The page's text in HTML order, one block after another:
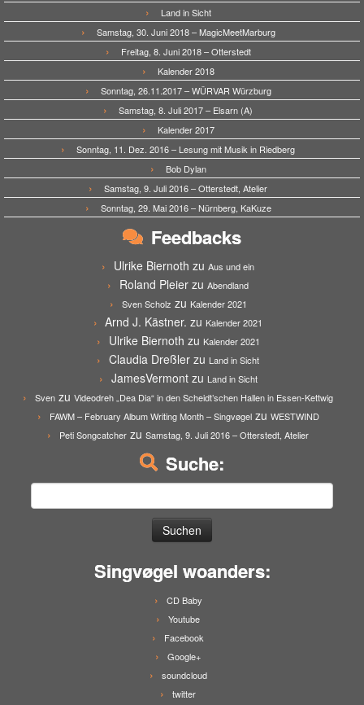
Land in Sicht
Samstag, 30. Juni 2018 – MagicMeetMarburg
Freitag, 8. Juni 2018 – Otterstedt
Kalender 2018
Sonntag, 26.11.2017 – WÜRVAR Würzburg
Samstag, 8. Juli 2017 – Elsarn (A)
Kalender 2017
Sonntag, 11. Dez. 2016 – Lesung mit Musik in Riedberg
Bob Dylan
Samstag, 9. Juli 2016 – Otterstedt, Atelier
Sonntag, 29. Mai 2016 – Nürnberg, KaKuze
Feedbacks
Ulrike Biernoth zu Aus und ein
Roland Pleier zu Abendland
Sven Scholz zu Kalender 2021
Arnd J. Kästner. zu Kalender 2021
Ulrike Biernoth zu Kalender 2021
Claudia Dreßler zu Land in Sicht
JamesVermontzu Land in Sicht
Sven zu Videodreh „Dea Dia“ in den Scheidt’schen Hallen in Essen-Kettwig
FAWM – February Album Writing Month – Singvøgelzu WESTWIND
Peti Songcatcher zu Samstag, 9. Juli 2016 – Otterstedt, Atelier
Suche:
Singvøgel woanders:
CD Baby
Youtube
Facebook
Google+
soundcloud
twitter